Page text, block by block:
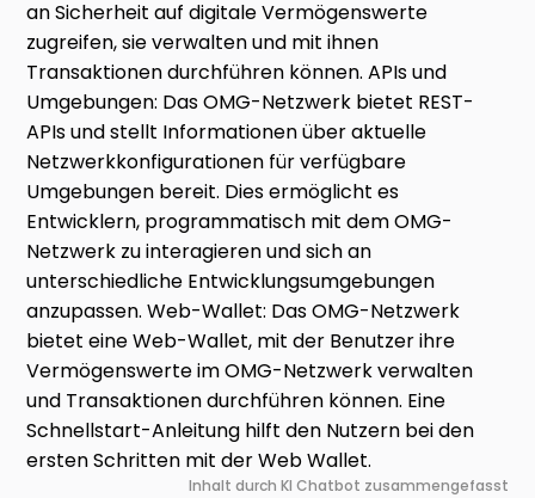
an Sicherheit auf digitale Vermögenswerte
zugreifen, sie verwalten und mit ihnen
Transaktionen durchführen können. APIs und
Umgebungen: Das OMG-Netzwerk bietet REST-
APIs und stellt Informationen über aktuelle
Netzwerkkonfigurationen für verfügbare
Umgebungen bereit. Dies ermöglicht es
Entwicklern, programmatisch mit dem OMG-
Netzwerk zu interagieren und sich an
unterschiedliche Entwicklungsumgebungen
anzupassen. Web-Wallet: Das OMG-Netzwerk
bietet eine Web-Wallet, mit der Benutzer ihre
Vermögenswerte im OMG-Netzwerk verwalten
und Transaktionen durchführen können. Eine
Schnellstart-Anleitung hilft den Nutzern bei den
ersten Schritten mit der Web Wallet.
Inhalt durch KI Chatbot zusammengefasst